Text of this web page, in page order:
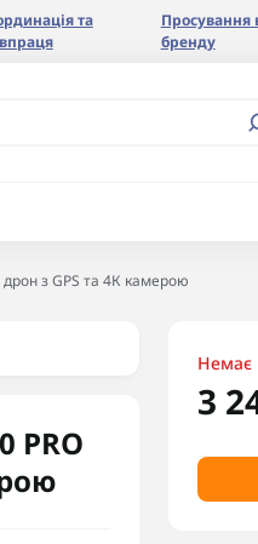
та
Просування
бренду
дрон з GPS та 4К камерою
PRO
Немає
3